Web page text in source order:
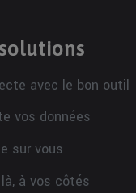
avec le bon outil
vos données
sur vous
à vos côtés